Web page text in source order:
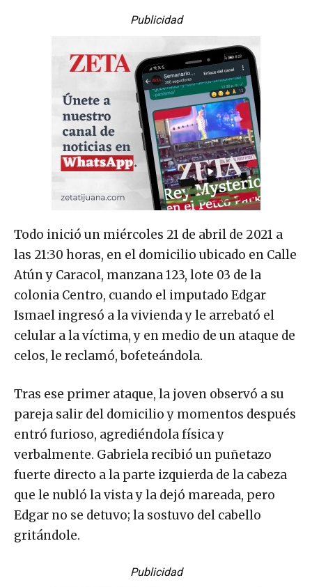
Publicidad
Todo inició un miércoles 21 de abril de 2021 a
las 21:30 horas, en el domicilio ubicado en Calle
Atún y Caracol, manzana 123, lote 03 de la
colonia Centro, cuando el imputado Edgar
Ismael ingresó a la vivienda y le arrebató el
celular a la víctima, y en medio de un ataque de
celos, le reclamó, bofeteándola.
Tras ese primer ataque, la joven observó a su
pareja salir del domicilio y momentos después
entró furioso, agrediéndola física y
verbalmente. Gabriela recibió un puñetazo
fuerte directo a la parte izquierda de la cabeza
que le nubló la vista y la dejó mareada, pero
Edgar no se detuvo; la sostuvo del cabello
gritándole.
Publicidad